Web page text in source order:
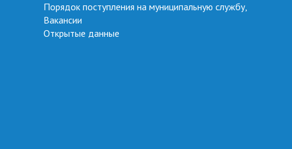
Порядок поступления на муниципальную службу,
Вакансии
Открытые данные